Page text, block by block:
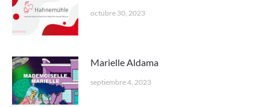
octubre 30, 2023
Marielle Aldama
septiembre 4, 2023